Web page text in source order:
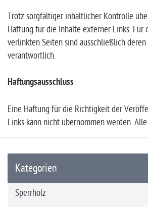
Trotz sorgfältiger inhaltlicher Kontrolle
Haftung für die Inhalte externer Links. Für
verlinkten Seiten sind ausschließlich
verantwortlich.
Haftungsausschluss
Eine Haftung für die Richtigkeit der
Links kann nicht übernommen werden.
Kategorien
Sperrholz